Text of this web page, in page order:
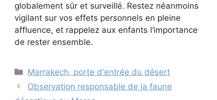
globalement sûr et surveillé. Restez néanmoins
vigilant sur vos effets personnels en pleine
affluence, et rappelez aux enfants l’importance
de rester ensemble.
Catégories
Marrakech, porte d'entrée du désert
Observation responsable de la faune